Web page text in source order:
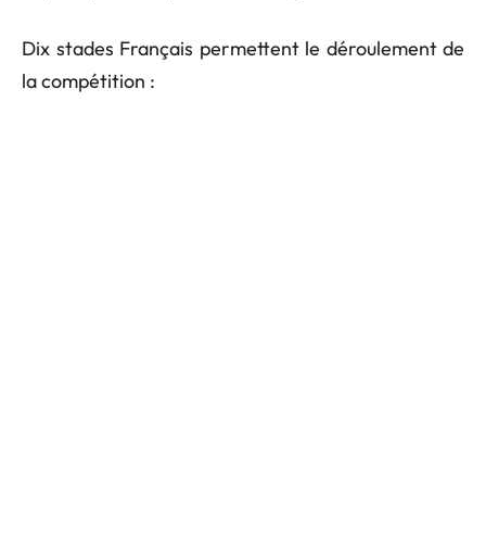
Dix stades Français permettent le déroulement de
la compétition :